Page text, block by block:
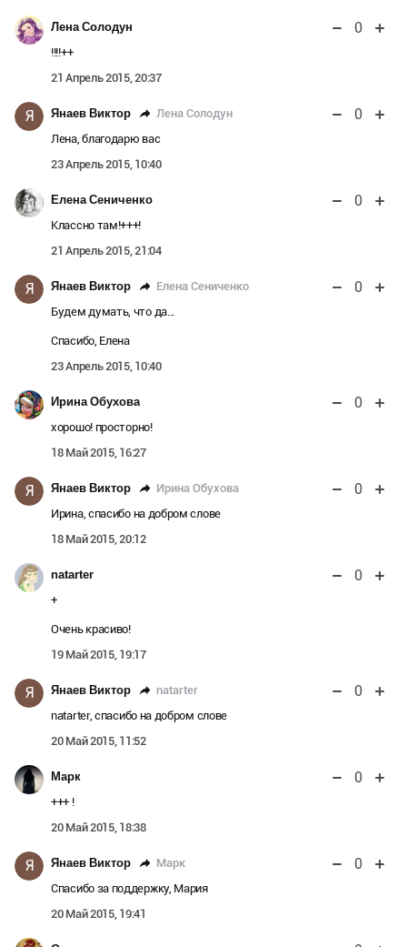
Лена Солодун 0
!!!!++
21 Апрель 2015, 20:37
Я Янаев Виктор Лена Солодун 0
Лена, благодарю вас
23 Апрель 2015, 10:40
Елена Сениченко 0
Классно там!+++!
21 Апрель 2015, 21:04
Я Янаев Виктор Елена Сениченко 0
Будем думать, что да...
Спасибо, Елена
23 Апрель 2015, 10:40
Ирина Обухова 0
хорошо! просторно!
18 Май 2015, 16:27
Я Янаев Виктор Ирина Обухова 0
Ирина, спасибо на добром слове
18 Май 2015, 20:12
natarter 0
+
Очень красиво!
19 Май 2015, 19:17
Я Янаев Виктор natarter 0
natarter, спасибо на добром слове
20 Май 2015, 11:52
Марк 0
+++ !
20 Май 2015, 18:38
Я Янаев Виктор Марк 0
Спасибо за поддержку, Мария
20 Май 2015, 19:41